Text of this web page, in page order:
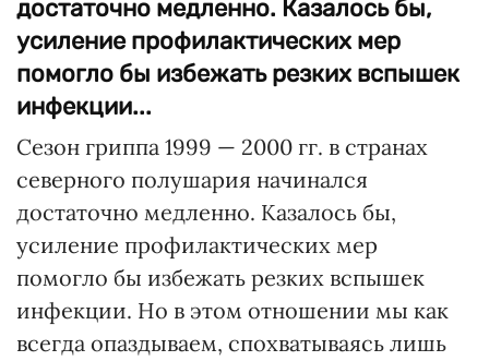
достаточно медленно. Казалось бы,
усиление профилактических мер
помогло бы избежать резких вспышек
инфекции...
Сезон гриппа 1999 — 2000 гг. в странах
северного полушария начинался
достаточно медленно. Казалось бы,
усиление профилактических мер
помогло бы избежать резких вспышек
инфекции. Но в этом отношении мы как
всегда опаздываем, спохватываясь лишь